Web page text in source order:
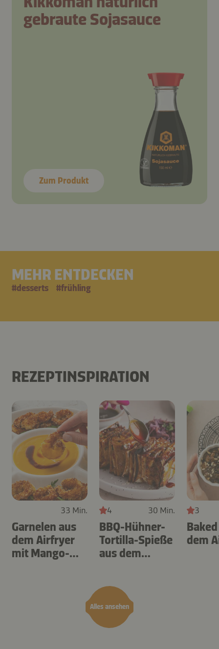
gebraute Sojasauce
Zum Produkt
MEHR ENTDECKEN
#desserts #frühling
REZEPTINSPIRATION
Alles ansehen
33 Min.
Garnelen aus
dem Airfryer
mit Mango-
4 30 Min.
BBQ-Hühner-
Tortilla-Spieße
aus dem
3
dem